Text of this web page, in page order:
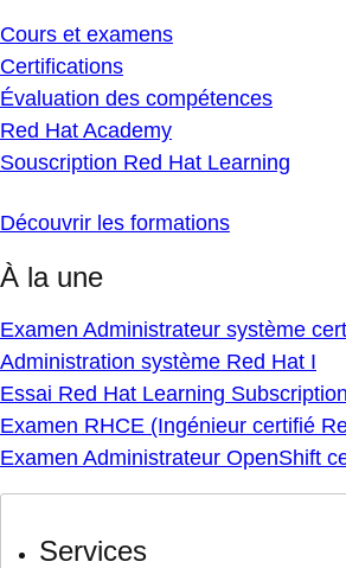
Cours et examens
Certifications
Évaluation des compétences
Red Hat Academy
Souscription Red Hat Learning
Découvrir les formations
À la une
Examen Administrateur système
Administration système Red Hat I
Essai Red Hat Learning
Examen RHCE (Ingénieur certifié
Examen Administrateur OpenShift
Services